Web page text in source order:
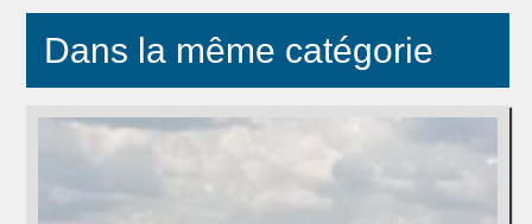
Dans la même catégorie